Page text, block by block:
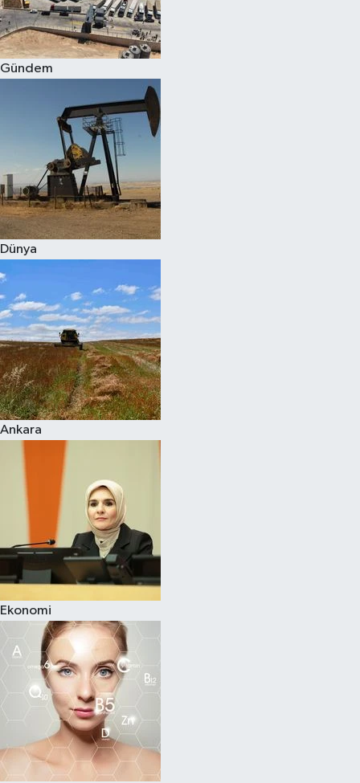
Gündem
Dünya
Ankara
Ekonomi
Spor
Burç Yorumları
Çocuk
Eğitim
Hava Durumu
Kadın
Kültür Sanat
Sağlık
Siyaset
Teknoloji
Televizyon
Yaşam-Çevre